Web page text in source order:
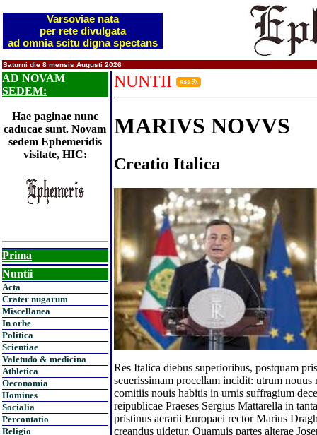
Varsoviae nata
per rete divulgata
ad omnia scitu digna spectans
Saturni die 8 mensis Augusti 2026
AD NOVAM
SEDEM:
Hae paginae nunc
caducae sunt. Novam
sedem Ephemeridis
visitate, HIC:
Prima
Nuntii
Acta
Crater nugarum
Miscellanea
In orbe
Politica
Scientiae
Valetudo & medicina
Athletica
Oeconomia
Homines
Socialia
Percontatio
Religio
NUNTII
MARIVS NOVVS
Creatio Italica
Res Italica diebus superioribus, postquam
seuerissimam procellam incidit: utrum nouus
comitiis nouis habitis in urnis suffragium
reipublicae Praeses Sergius Mattarella in
pristinus aerarii Europaei rector Marius
creandus uidetur. Quamuis partes alterae